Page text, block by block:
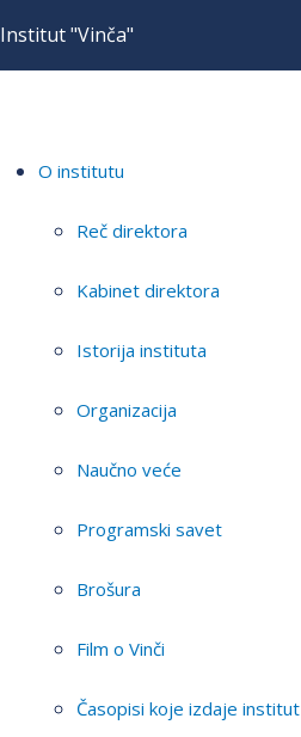
Institut "Vinča"
O institutu
Reč direktora
Kabinet direktora
Istorija instituta
Organizacija
Naučno veće
Programski savet
Brošura
Film o Vinči
Časopisi koje izdaje institut